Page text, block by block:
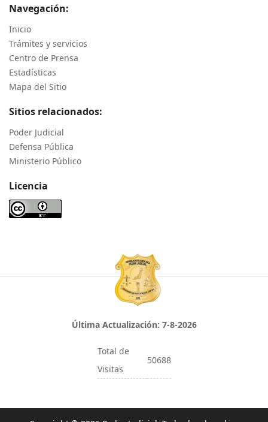
Navegación:
Inicio
Trámites y servicios
Centro de Prensa
Estadísticas
Mapa del Sitio
Sitios relacionados:
Poder Judicial
Defensa Pública
Ministerio Público
Licencia
Última Actualización: 7-8-2026
Total de
Visitas
50688